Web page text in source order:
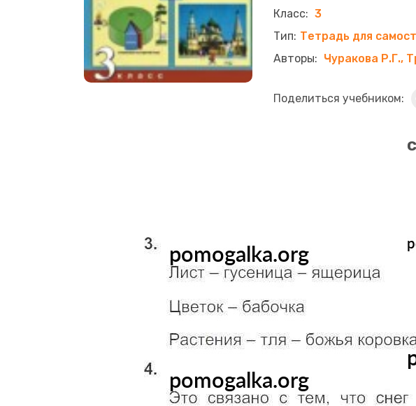
3
Тетрадь для
Чуракова Р.Г.,
Поделиться учебником: